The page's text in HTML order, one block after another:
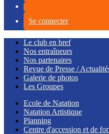
Se connecter
Le club en bref
Nos entraîneurs
Nos partenaires
Revue de Presse /
Galerie de photos
Les Groupes
Ecole de Natation
Natation Artistique
Planning
Centre d'accession et de